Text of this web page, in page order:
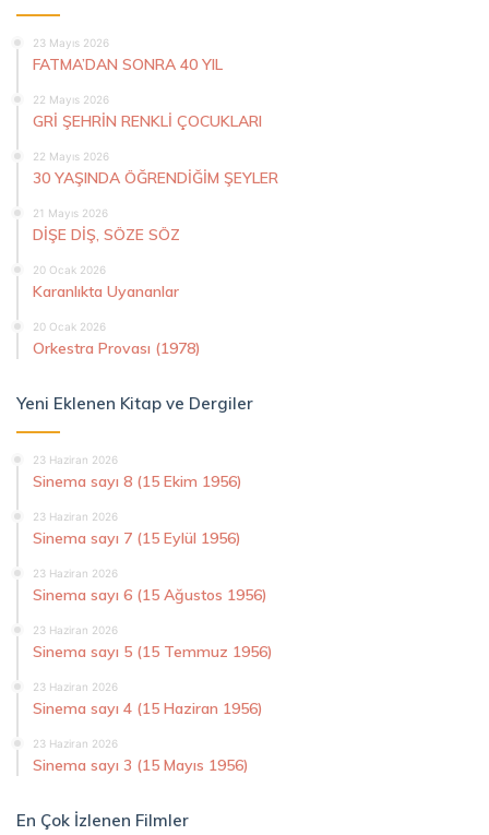
23 Mayıs 2026
FATMA’DAN SONRA 40 YIL
22 Mayıs 2026
GRİ ŞEHRİN RENKLİ ÇOCUKLARI
22 Mayıs 2026
30 YAŞINDA ÖĞRENDİĞİM ŞEYLER
21 Mayıs 2026
DİŞE DİŞ, SÖZE SÖZ
20 Ocak 2026
Karanlıkta Uyananlar
20 Ocak 2026
Orkestra Provası (1978)
Yeni Eklenen Kitap ve Dergiler
23 Haziran 2026
Sinema sayı 8 (15 Ekim 1956)
23 Haziran 2026
Sinema sayı 7 (15 Eylül 1956)
23 Haziran 2026
Sinema sayı 6 (15 Ağustos 1956)
23 Haziran 2026
Sinema sayı 5 (15 Temmuz 1956)
23 Haziran 2026
Sinema sayı 4 (15 Haziran 1956)
23 Haziran 2026
Sinema sayı 3 (15 Mayıs 1956)
En Çok İzlenen Filmler